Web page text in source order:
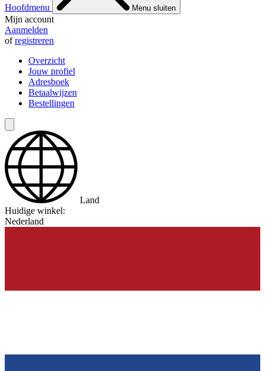
Hoofdmenu Menu sluiten
Mijn account
Aanmelden
ofregistreren
Overzicht
Jouw profiel
Adresboek
Betaalwijzen
Bestellingen
Land
Huidige winkel:
Nederland